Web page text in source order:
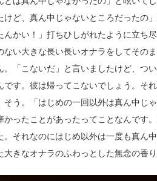
けど、真ん中じゃないところだった
んかい！」打ちひしがれたように立ち
ない大きな長い長いオナラをしてそ
。「こないだ」と言いましたけど、つ
です。彼は帰ってこないでしょう。そ
そう。「はじめの一回以外は真ん中じ
かったことがあったってことなんです
。それなのにはじめ以外は一度も真ん
大きなオナラのふわっとした無念の香